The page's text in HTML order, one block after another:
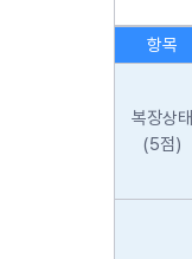
항목
복장상태
(5점)